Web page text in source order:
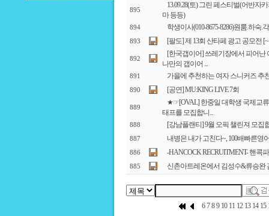
895
13.09.28(토) 그린 페스티벌(어반자
마 등등)
894 학생이사(010-8675-8286)원룸.하숙.
893 [팔도] 제 13회 산타페 광고 공모전
892
[한국갭이어] 쓰레기장에서 피어난
나만의 갭이어 ...
891 가을에 추천하는 여자 스니커즈 추천
890 [공연] MU:KING LIVE 7회
889
★☞[OVAL] 한중일 대학생 국제교류
태프를 모집합니...
888 [강남플랜티] 9월 오픽 챌린져 모집
887 내병은 내가 고친다~, 100배빠른영
886 -HANCOCK RECRUITMENT- 핸콕
885 신촌아트레온에서 김성수&류승완
6 7 8 9 10 11 12 13 14 15